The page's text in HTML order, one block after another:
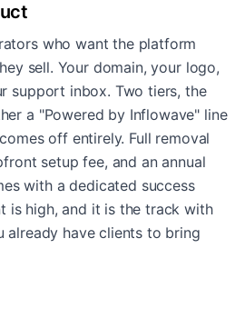
who want the platform
sell. Your domain, your logo,
support inbox. Two tiers, the
a "Powered by Inflowave" line
off entirely. Full removal
setup fee, and an annual
with a dedicated success
is high, and it is the track with
already have clients to bring